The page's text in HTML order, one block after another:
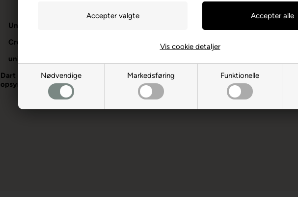
Nødvendige Markedsføring Funktionelle
Vis cookie detaljer
Unicorn
Crockham Hill, GB-TN86UP Edenbridge
unicorn-darts.com
Dart er en sport for voksne. Børn bør ikke spille uden
opsyn.